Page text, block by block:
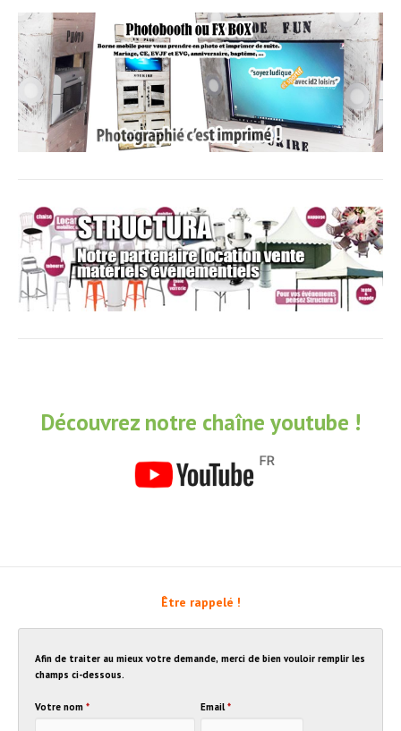
Découvrez notre chaîne youtube !
Être rappelé !
Afin de traiter au mieux votre demande, merci de bien vouloir remplir les
champs ci-dessous.
Votre nom * Email*